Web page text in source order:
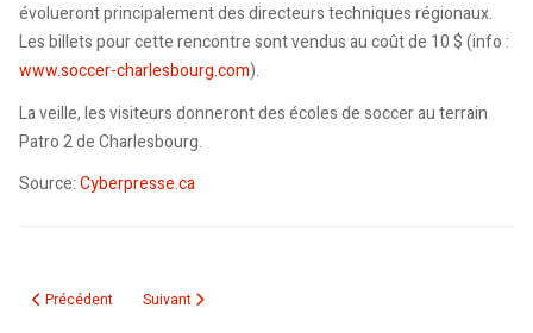
évolueront principalement des directeurs techniques régionaux.
Les billets pour cette rencontre sont vendus au coût de 10 $ (info :
www.soccer-charlesbourg.com).
La veille, les visiteurs donneront des écoles de soccer au terrain
Patro 2 de Charlesbourg.
Source:Cyberpresse.ca
Article précédent : Mondial 2010 - Algérie: les plus et les moins
Précédent Article suivant : Concours du lancer de marteau à
Suivant